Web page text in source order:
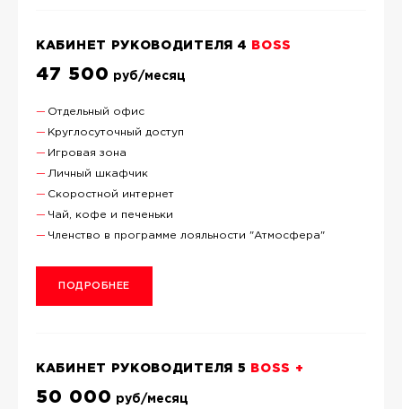
КАБИНЕТ РУКОВОДИТЕЛЯ 4 BOSS
47 500 руб/месяц
Отдельный офис
Круглосуточный доступ
Игровая зона
Личный шкафчик
Скоростной интернет
Чай, кофе и печеньки
Членство в программе лояльности "Атмосфера"
ПОДРОБНЕЕ
КАБИНЕТ РУКОВОДИТЕЛЯ 5 BOSS +
50 000 руб/месяц